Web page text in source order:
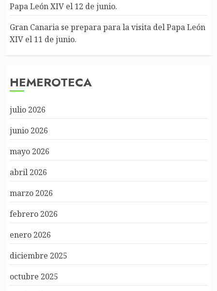
Papa León XIV el 12 de junio.
Gran Canaria se prepara para la visita del Papa León
XIV el 11 de junio.
HEMEROTECA
julio 2026
junio 2026
mayo 2026
abril 2026
marzo 2026
febrero 2026
enero 2026
diciembre 2025
octubre 2025